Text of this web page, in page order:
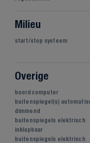
Milieu
start/stop systeem
Overige
boordcomputer
buitenspiegel(s)
dimmend
buitenspiegels elektrisch
inklapbaar
buitenspiegels elektrisch